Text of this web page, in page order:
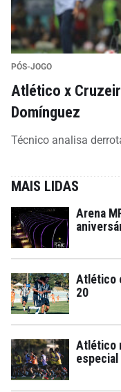
PÓS-JOGO
Atlético x
Domínguez
Técnico analisa
MAIS LIDAS
Arena
Atlético
20
Atlético
especial